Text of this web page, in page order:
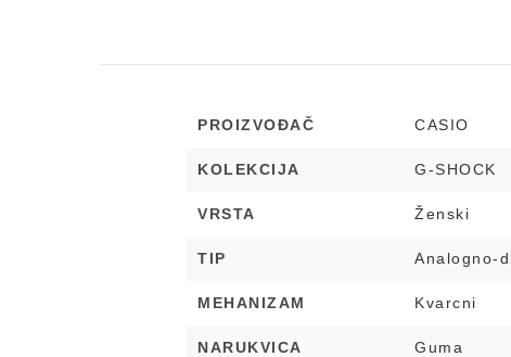
PROIZVOĐAČ CASIO
KOLEKCIJA G-SHOCK
VRSTA Ženski
TIP Analogno-
MEHANIZAM Kvarcni
NARUKVICA Guma